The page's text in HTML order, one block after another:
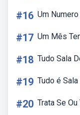
#16 Um
#17 Um Mês
#18 Tudo Sala
#19 Tudo é
#20 Trata Se Ou